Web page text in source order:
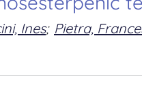
Ines; Pietra,